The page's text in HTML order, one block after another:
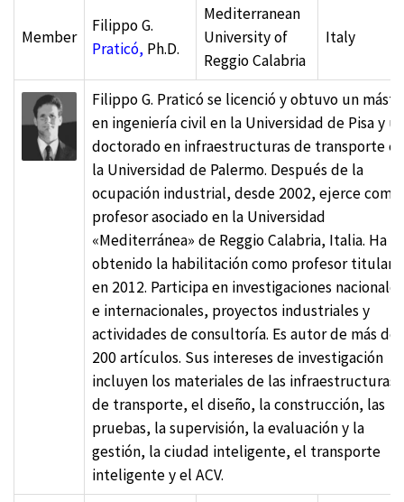
Member
Filippo G.
Praticó, Ph.D.
Mediterranean
University of
Reggio Calabria
Italy
Filippo G. Praticó se licenció y obtuvo un
en ingeniería civil en la Universidad de Pisa y
doctorado en infraestructuras de transporte en
la Universidad de Palermo. Después de la
ocupación industrial, desde 2002, ejerce como
profesor asociado en la Universidad
«Mediterránea» de Reggio Calabria, Italia. Ha
obtenido la habilitación como profesor titular
en 2012. Participa en investigaciones nacionales
e internacionales, proyectos industriales y
actividades de consultoría. Es autor de más de
200 artículos. Sus intereses de investigación
incluyen los materiales de las infraestructuras
de transporte, el diseño, la construcción, las
pruebas, la supervisión, la evaluación y la
gestión, la ciudad inteligente, el transporte
inteligente y el ACV.